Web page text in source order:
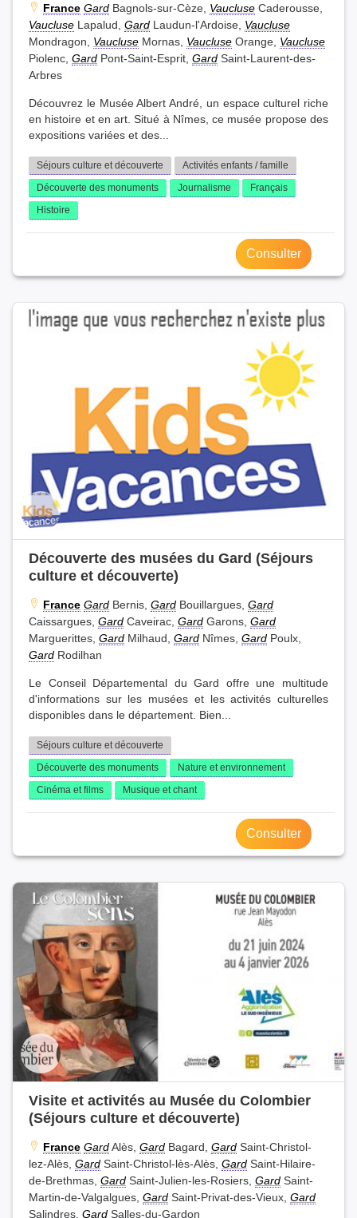
France Gard Bagnols-sur-Cèze, Vaucluse Caderousse,
Vaucluse Lapalud, Gard Laudun-l'Ardoise, Vaucluse
Mondragon, Vaucluse Mornas, Vaucluse Orange, Vaucluse
Piolenc, Gard Pont-Saint-Esprit, Gard Saint-Laurent-des-
Arbres
Découvrez le Musée Albert André, un espace culturel riche
en histoire et en art. Situé à Nîmes, ce musée propose des
expositions variées et des...
Séjours culture et découverte
Activités enfants / famille
Découverte des monuments
Journalisme
Français
Histoire
Consulter
Découverte des musées du Gard (Séjours
culture et découverte)
France Gard Bernis, Gard Bouillargues, Gard
Caissargues, Gard Caveirac, Gard Garons, Gard
Marguerittes, Gard Milhaud, Gard Nîmes, Gard Poulx,
Gard Rodilhan
Le Conseil Départemental du Gard offre une multitude
d'informations sur les musées et les activités culturelles
disponibles dans le département. Bien...
Séjours culture et découverte
Découverte des monuments
Nature et environnement
Cinéma et films
Musique et chant
Consulter
Visite et activités au Musée du Colombier
(Séjours culture et découverte)
France GardAlès, Gard Bagard, Gard Saint-Christol-
lez-Alès, Gard Saint-Christol-lès-Alès, Gard Saint-Hilaire-
de-Brethmas, Gard Saint-Julien-les-Rosiers, Gard Saint-
Martin-de-Valgalgues, Gard Saint-Privat-des-Vieux, Gard
Salindres, Gard Salles-du-Gardon